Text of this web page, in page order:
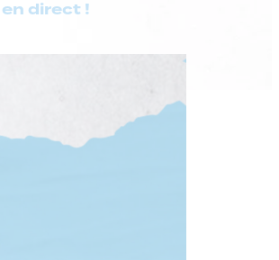
direct !